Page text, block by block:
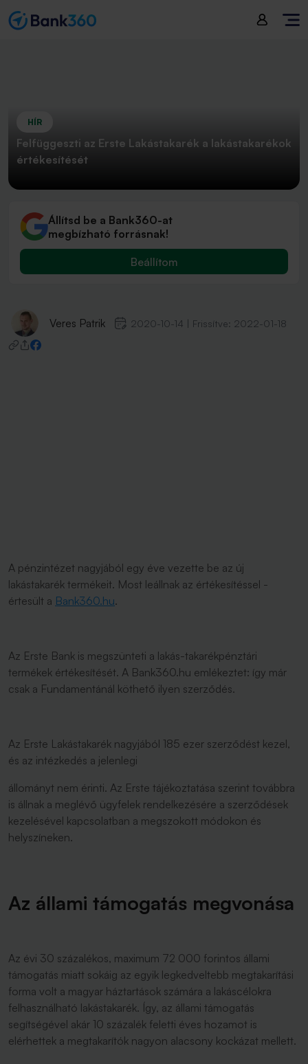
HÍR
Felfüggeszti az Erste Lakástakarék a lakástakarékok
értékesítését
Állítsd be a Bank360-at
megbízható forrásnak!
Beállítom
Veres Patrik 2020-10-14 Frissítve: 2022-01-18
A pénzintézet nagyjából egy éve vezette be az új
lakástakarék termékeit. Most leállnak az értékesítéssel -
értesült a Bank360.hu.
Az Erste Bank is megszünteti a lakás-takarékpénztári
termékek értékesítését. A Bank360.hu emlékeztet: így már
csak a Fundamentánál köthető ilyen szerződés.
Az Erste Lakástakarék nagyjából 185 ezer szerződést kezel,
és az intézkedés a jelenlegi
állományt nem érinti. Az Erste tájékoztatása szerint továbbra
is állnak a meglévő ügyfelek rendelkezésére a szerződések
kezelésével kapcsolatban a megszokott módokon és
helyszíneken.
Az állami támogatás megvonása
Az évi 30 százalékos, maximum 72 000 forintos állami
támogatás miatt sokáig az egyik legkedveltebb megtakarítási
forma volt a magyar háztartások számára a lakáscélokra
felhasználható lakástakarék. Így, az állami támogatás
segítségével akár 10 százalék feletti éves hozamot is
elérhettek a megtakarítók nagyon alacsony kockázat mellett.